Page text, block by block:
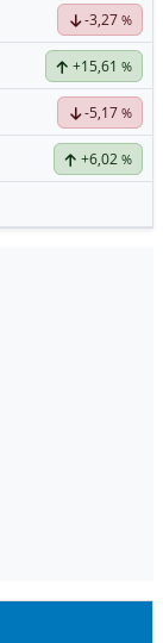
-3,27 %
+15,61 %
-5,17 %
+6,02 %